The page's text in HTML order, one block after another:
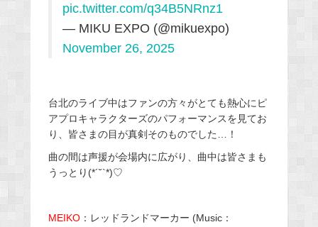
pic.twitter.com/q34B5NRnz1
— MIKU EXPO (@mikuexpo)
November 26, 2025
台北のライブ中はファンの方々がとても熱心にピ
アプロキャラクターズのパフォーマンスを見てお
り、皆さまの目が真剣そのものでした…！
曲の間は声援が会場内に広がり、曲中は皆さまも
うっとり(*´˘`*)♡
MEIKO：レッドランドマーカー (Music：